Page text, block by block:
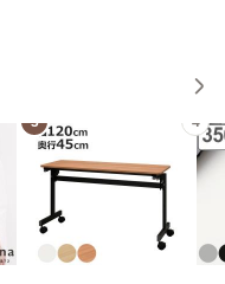
3 4